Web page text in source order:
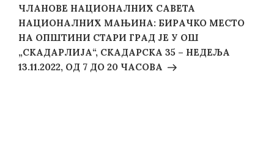
ЧЛАНОВЕ НАЦИОНАЛНИХ САВЕТА
НАЦИОНАЛНИХ МАЊИНА: БИРАЧКО МЕСТО
НА ОПШТИНИ СТАРИ ГРАД ЈЕ У ОШ
„СКАДАРЛИЈА“, СКАДАРСКА 35 – НЕДЕЉА
13.11.2022, ОД 7 ДО 20 ЧАСОВА